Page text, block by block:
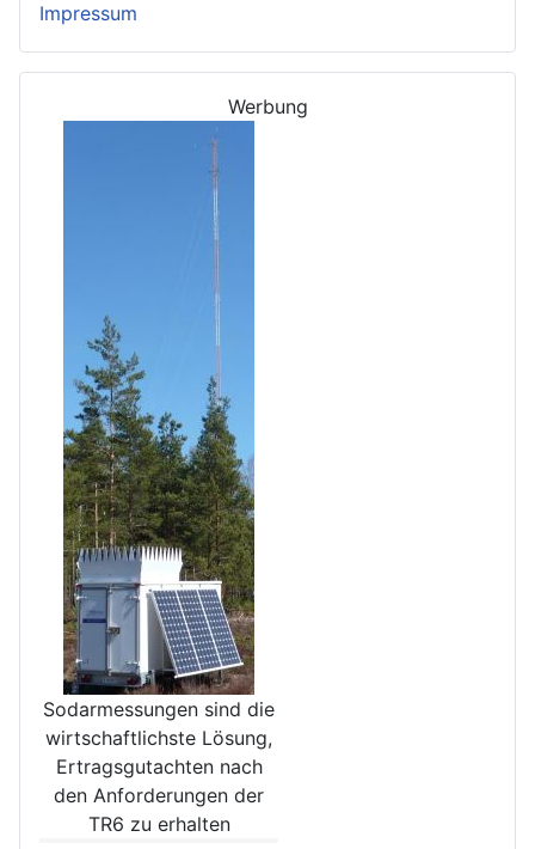
Impressum
Werbung
Sodarmessungen sind die
wirt­schaftlichste Lösung,
Ertrags­gutachten nach
den Anforde­rungen der
TR6 zu erhalten